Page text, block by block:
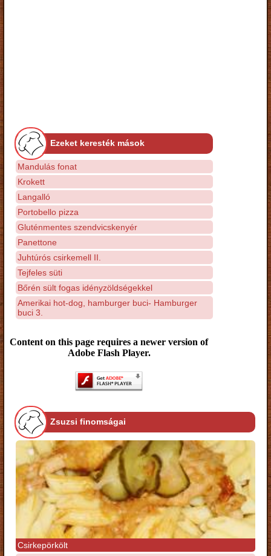
Ezeket keresték mások
Mandulás fonat
Krokett
Langalló
Portobello pizza
Gluténmentes szendvicskenyér
Panettone
Juhtúrós csirkemell II.
Tejfeles süti
Bőrén sült fogas idényzöldségekkel
Amerikai hot-dog, hamburger buci- Hamburger
buci 3.
Content on this page requires a newer version of
Adobe Flash Player.
Zsuzsi finomságai
Csirkepörkölt